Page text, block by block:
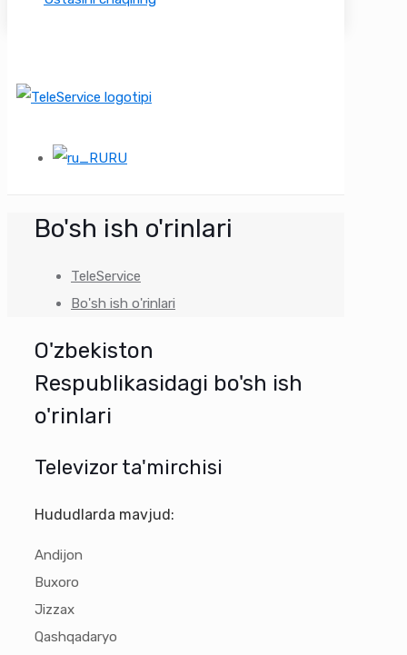
RU
Bo'sh ish o'rinlari
TeleService
Bo'sh ish o'rinlari
O'zbekiston
Respublikasidagi bo'sh ish
o'rinlari
Televizor ta'mirchisi
Hududlarda mavjud:
Andijon
Buxoro
Jizzax
Qashqadaryo